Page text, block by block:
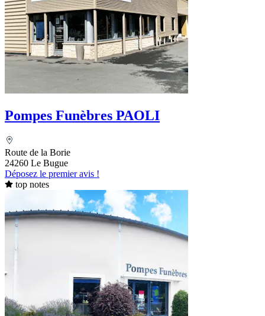
Pompes Funèbres PAOLI
Route de la Borie
24260 Le Bugue
Déposez le premier avis !
top notes